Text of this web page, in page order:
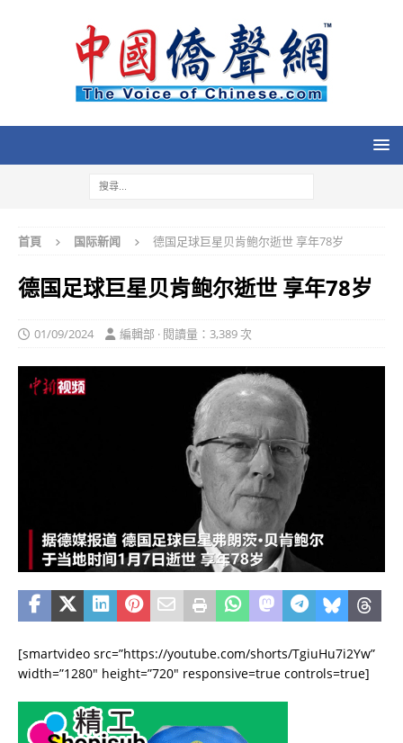
首頁 国际新闻 德国足球巨星贝肯鲍尔逝世 享年78岁
德国足球巨星贝肯鲍尔逝世 享年78岁
01/09/2024 編輯部 · 閱讀量：3,389 次
[smartvideo src=”https://youtube.com/shorts/TgiuHu7i2Yw”
width=”1280″ height=”720″ responsive=true controls=true]